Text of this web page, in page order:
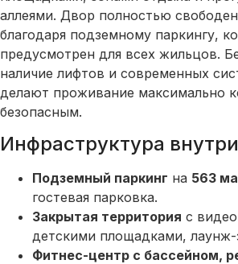
аллеями. Двор полностью
благодаря подземному паркингу,
предусмотрен для всех жильцов.
наличие лифтов и современных
делают проживание максимально
безопасным.
Инфраструктура
Подземный паркинг на 563
гостевая парковка.
Закрытая территория с
детскими площадками, лаунж-
Фитнес-центр с бассейном,